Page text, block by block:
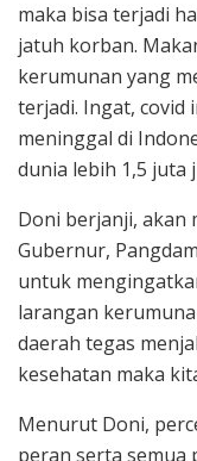
maka bisa terjadi
jatuh korban.
kerumunan yang
terjadi. Ingat, covid
meninggal di
dunia lebih 1,5 juta
Doni berjanji, akan
Gubernur,
untuk
larangan
daerah tegas
kesehatan maka
Menurut Doni,
peran serta semua